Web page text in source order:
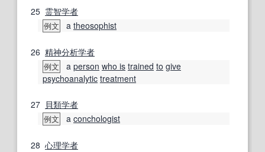
25 霊智学者
例文 a theosophist
26 精神分析学者
例文 a person who is trained to give
psychoanalytic treatment
27 貝類学者
例文 a conchologist
28 心理学者